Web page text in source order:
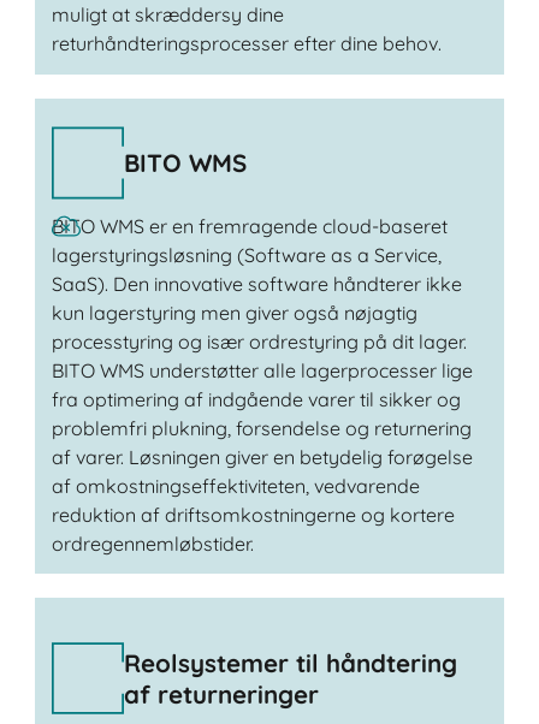
muligt at skræddersy dine
returhåndteringsprocesser efter dine behov.
BITO WMS
BITO WMS er en fremragende cloud-baseret
lagerstyringsløsning (Software as a Service,
SaaS). Den innovative software håndterer ikke
kun lagerstyring men giver også nøjagtig
processtyring og især ordrestyring på dit lager.
BITO WMS understøtter alle lagerprocesser lige
fra optimering af indgående varer til sikker og
problemfri plukning, forsendelse og returnering
af varer. Løsningen giver en betydelig forøgelse
af omkostningseffektiviteten, vedvarende
reduktion af driftsomkostningerne og kortere
ordregennemløbstider.
Reolsystemer til håndtering
af returneringer